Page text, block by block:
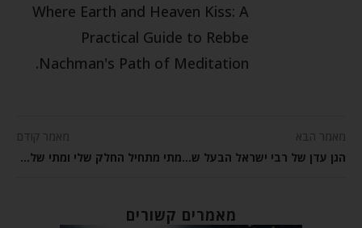
Where Earth and Heaven Kiss: A
Practical Guide to Rebbe
Nachman's Path of Meditation.
מאמר הבא
הגן עדן של רבי ישראל הבעל שם טוב
מאמר קודם
מתי מתחיל החלק שלי ומתי של אלוקים?
מאמרים קשורים